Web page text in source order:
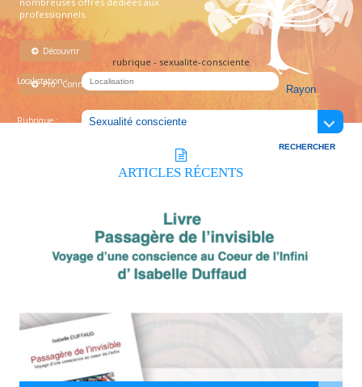
rubrique - sexualite-consciente
Localistation :
Rubrique :
professionnels.
Découvrir
Pro : Connectez-vous !
ARTICLES RÉCENTS